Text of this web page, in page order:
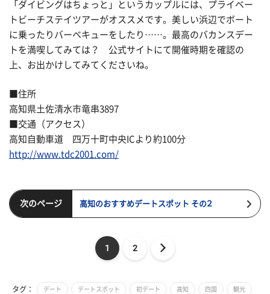
「ダイビングはちょっと」というカップルには、プライベー
トビーチステイツアーがオススメです。美しい浜辺でボート
に乗ったりバーベキューをしたり……。最高のバカンスデー
トを満喫してみては？ 公式サイトにて開催時期を確認の
上、お出かけしてみてくださいね。
■住所
高知県土佐清水市竜串3897
■交通（アクセス）
高知自動車道 四万十町中央ICより約100分
http://www.tdc2001.com/
次のページ 高知のおすすめデートスポット その２
1 2
タグ： デート デートスポット 初デート 高知 四国 観光